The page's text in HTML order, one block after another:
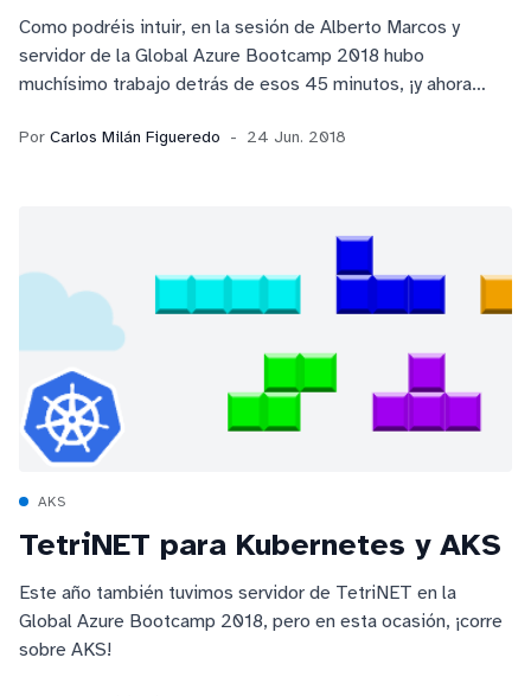
Como podréis intuir, en la sesión de Alberto Marcos y
servidor de la Global Azure Bootcamp 2018 hubo
muchísimo trabajo detrás de esos 45 minutos, ¡y ahora
Por Carlos Milán Figueredo 24 Jun. 2018
AKS
TetriNET para Kubernetes y AKS
Este año también tuvimos servidor de TetriNET en la
Global Azure Bootcamp 2018, pero en esta ocasión, ¡corre
sobre AKS!